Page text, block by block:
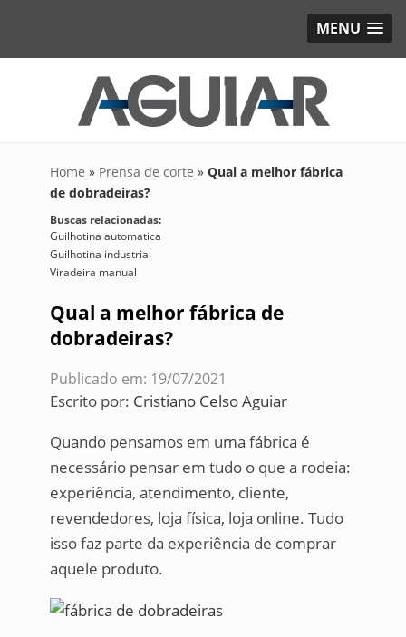
MENU
Home » Prensa de corte » Qual a melhor fábrica
de dobradeiras?
Buscas relacionadas:
Guilhotina automatica
Guilhotina industrial
Viradeira manual
Qual a melhor fábrica de
dobradeiras?
Publicado em: 19/07/2021
Escrito por: Cristiano Celso Aguiar
Quando pensamos em uma fábrica é
necessário pensar em tudo o que a rodeia:
experiência, atendimento, cliente,
revendedores, loja física, loja online. Tudo
isso faz parte da experiência de comprar
aquele produto.